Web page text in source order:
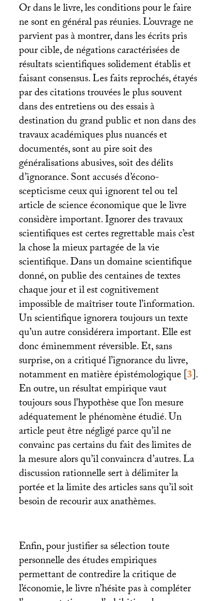
Or dans le livre, les conditions pour le faire
ne sont en général pas réunies. L’ouvrage ne
parvient pas à montrer, dans les écrits pris
pour cible, de négations caractérisées de
résultats scientifiques solidement établis et
faisant consensus. Les faits reprochés, étayés
par des citations trouvées le plus souvent
dans des entretiens ou des essais à
destination du grand public et non dans des
travaux académiques plus nuancés et
documentés, sont au pire soit des
généralisations abusives, soit des délits
d’ignorance. Sont accusés d’écono-
scepticisme ceux qui ignorent tel ou tel
article de science économique que le livre
considère important. Ignorer des travaux
scientifiques est certes regrettable mais c’est
la chose la mieux partagée de la vie
scientifique. Dans un domaine scientifique
donné, on publie des centaines de textes
chaque jour et il est cognitivement
impossible de maîtriser toute l’information.
Un scientifique ignorera toujours un texte
qu’un autre considérera important. Elle est
donc éminemment réversible. Et, sans
surprise, on a critiqué l’ignorance du livre,
notamment en matière épistémologique[3].
En outre, un résultat empirique vaut
toujours sous l’hypothèse que l’on mesure
adéquatement le phénomène étudié. Un
article peut être négligé parce qu’il ne
convainc pas certains du fait des limites de
la mesure alors qu’il convaincra d’autres. La
discussion rationnelle sert à délimiter la
portée et la limite des articles sans qu’il soit
besoin de recourir aux anathèmes.
Enfin, pour justifier sa sélection toute
personnelle des études empiriques
permettant de contredire la critique de
l’économie, le livre n’hésite pas à compléter